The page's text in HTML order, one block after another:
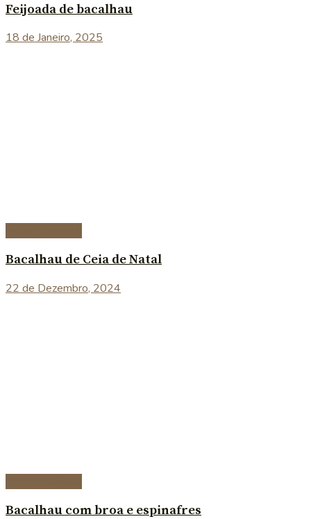
Feijoada de bacalhau
18 de Janeiro, 2025
Bacalhau de Ceia de Natal
22 de Dezembro, 2024
Bacalhau com broa e espinafres